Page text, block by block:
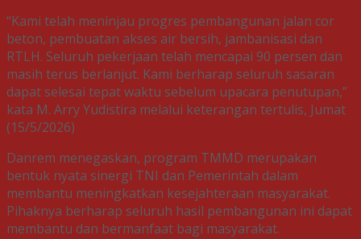
“Kami telah meninjau progres pembangunan jalan cor
beton, pembuatan akses air bersih, jambanisasi dan
RTLH. Seluruh pekerjaan telah mencapai 90 persen dan
masih terus berlanjut. Kami berharap seluruh sasaran
dapat selesai tepat waktu sebelum upacara penutupan,”
kata M. Arry Yudistira melalui keterangan tertulis, Jumat
(15/5/2026)
Danrem menegaskan, program TMMD merupakan
bentuk nyata sinergi TNI dan Pemerintah dalam
membantu meningkatkan kesejahteraan masyarakat.
Pihaknya berharap seluruh hasil pembangunan ini dapat
membantu dan bermanfaat bagi masyarakat.